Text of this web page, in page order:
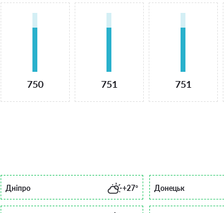
750 751 751
Дніпро +27° Донецьк